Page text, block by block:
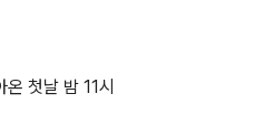
첫날 밤 11시